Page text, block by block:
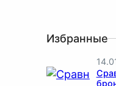
Избранные